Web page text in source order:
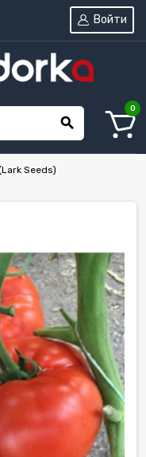
search
Войти
0
Seeds)